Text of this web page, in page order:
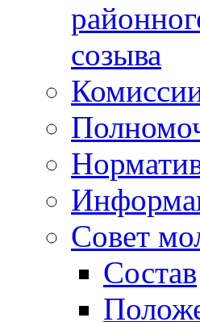
созыва
Совет
Состав